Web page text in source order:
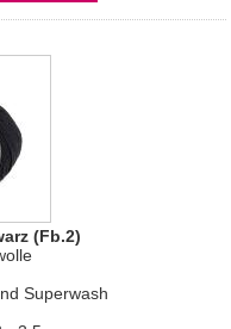
(Fb.2)
Superwash